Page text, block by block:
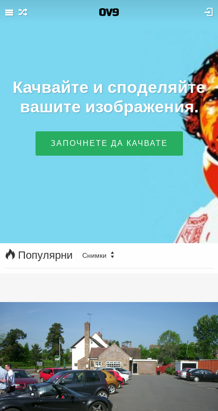
Качвайте и споделяйте
вашите изображения.
ЗАПОЧНЕТЕ ДА КАЧВАТЕ
Популярни Снимки